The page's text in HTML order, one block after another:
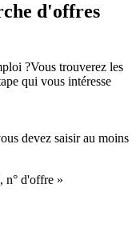
d'offres
?Vous trouverez les
qui vous intéresse
devez saisir au moins
n° d'offre »